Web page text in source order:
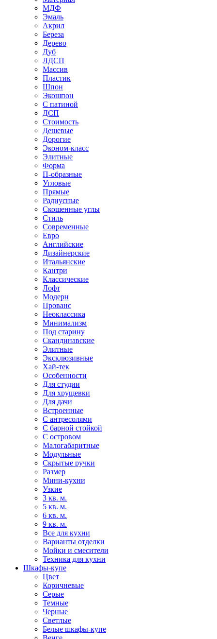
МДФ
Эмаль
Акрил
Береза
Дерево
Дуб
ЛДСП
Массив
Пластик
Шпон
Экошпон
С патиной
ДСП
Стоимость
Дешевые
Дорогие
Эконом-класс
Элитные
Форма
П-образные
Угловые
Прямые
Радиусные
Скошенные углы
Стиль
Современные
Евро
Английские
Дизайнерские
Итальянские
Кантри
Классические
Лофт
Модерн
Прованс
Неоклассика
Минимализм
Под старину
Скандинавские
Элитные
Эксклюзивные
Хай-тек
Особенности
Для студии
Для хрущевки
Для дачи
Встроенные
С антресолями
С барной стойкой
С островом
Малогабаритные
Модульные
Скрытые ручки
Размер
Мини-кухни
Узкие
3 кв. м.
5 кв. м.
6 кв. м.
9 кв. м.
Все для кухни
Варианты отделки
Мойки и смесители
Техника для кухни
Шкафы-купе
Цвет
Коричневые
Серые
Темные
Черные
Светлые
Белые шкафы-купе